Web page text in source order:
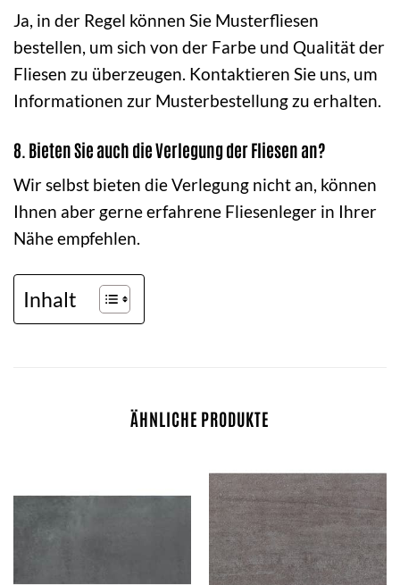
Ja, in der Regel können Sie Musterfliesen
bestellen, um sich von der Farbe und Qualität der
Fliesen zu überzeugen. Kontaktieren Sie uns, um
Informationen zur Musterbestellung zu erhalten.
8. Bieten Sie auch die Verlegung der Fliesen an?
Wir selbst bieten die Verlegung nicht an, können
Ihnen aber gerne erfahrene Fliesenleger in Ihrer
Nähe empfehlen.
Inhalt
ÄHNLICHE PRODUKTE